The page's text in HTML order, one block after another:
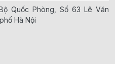
Quốc Phòng, Số 63 Lê Văn
Hà Nội